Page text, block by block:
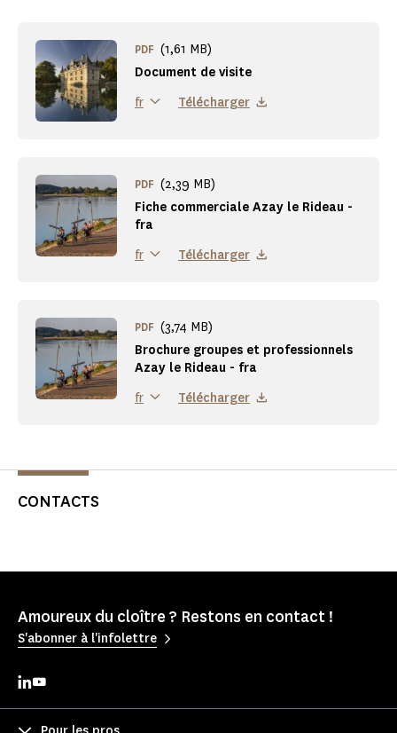
Document de visite
PDF (1,61 MB)
fr Télécharger
Fiche commerciale Azay le Rideau -
fra
PDF (2,39 MB)
fr Télécharger
Brochure groupes et professionnels
Azay le Rideau - fra
PDF (3,74 MB)
fr Télécharger
CONTACTS
Amoureux du cloître ? Restons en contact !
S'abonner à l'infolettre